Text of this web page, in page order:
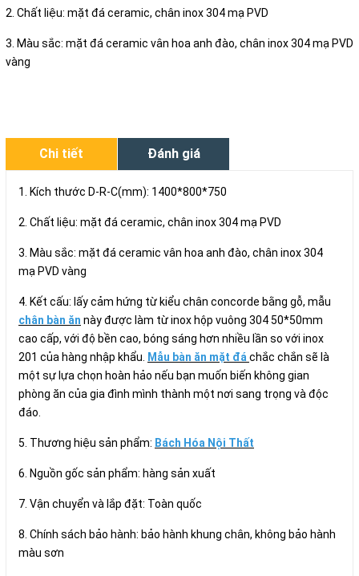
2. Chất liệu: mặt đá ceramic, chân inox 304 mạ PVD
3. Màu sắc: mặt đá ceramic vân hoa anh đào, chân inox 304 mạ PVD
vàng
Chi tiết Đánh giá
1. Kích thước D-R-C(mm): 1400*800*750
2. Chất liệu: mặt đá ceramic, chân inox 304 mạ PVD
3. Màu sắc: mặt đá ceramic vân hoa anh đào, chân inox 304
mạ PVD vàng
4. Kết cấu: lấy cảm hứng từ kiểu chân concorde bằng gỗ, mẫu
chân bàn ăn này được làm từ inox hộp vuông 304 50*50mm
cao cấp, với độ bền cao, bóng sáng hơn nhiều lần so với inox
201 của hàng nhập khẩu.
Mẫu bàn ăn mặt đá chắc chắn sẽ là
một sự lựa chọn hoàn hảo nếu bạn muốn biến không gian
phòng ăn của gia đình mình thành một nơi sang trọng và độc
đáo.
5. Thương hiệu sản phẩm: Bách Hóa Nội Thất
6. Nguồn gốc sản phẩm: hàng sản xuất
7. Vận chuyển và lắp đặt: Toàn quốc
8. Chính sách bảo hành: bảo hành khung chân, không bảo hành
màu sơn